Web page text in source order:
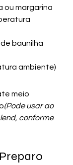
ou margarina
baunilha
ambiente)
meio
(Pode usar ao
conforme